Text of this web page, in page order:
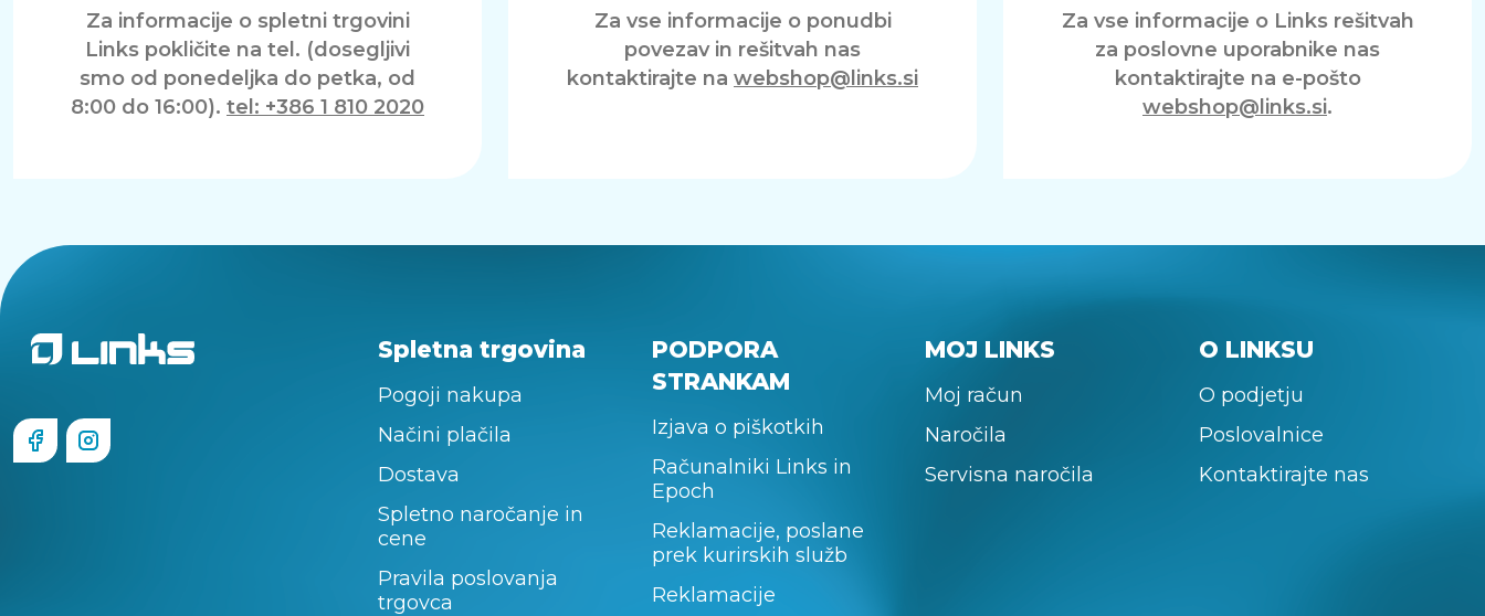
Za informacije o spletni trgovini
Links pokličite na tel. (dosegljivi
smo od ponedeljka do petka, od
8:00 do 16:00). tel: +386 1 810 2020
Za vse informacije o ponudbi
povezav in rešitvah nas
kontaktirajte na webshop@links.si
Za vse informacije o Links rešitvah
za poslovne uporabnike nas
kontaktirajte na e-pošto
webshop@links.si.
Spletna trgovina
Pogoji nakupa
Načini plačila
Dostava
Spletno naročanje in
cene
Pravila poslovanja
trgovca
PODPORA
STRANKAM
Izjava o piškotkih
Računalniki Links in
Epoch
Reklamacije, poslane
prek kurirskih služb
Reklamacije
MOJ LINKS
Moj račun
Naročila
Servisna naročila
O LINKSU
O podjetju
Poslovalnice
Kontaktirajte nas